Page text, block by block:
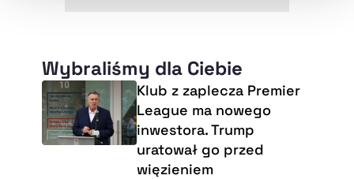
Wybraliśmy dla Ciebie
Klub z zaplecza Premier
League ma nowego
inwestora. Trump
uratował go przed
więzieniem